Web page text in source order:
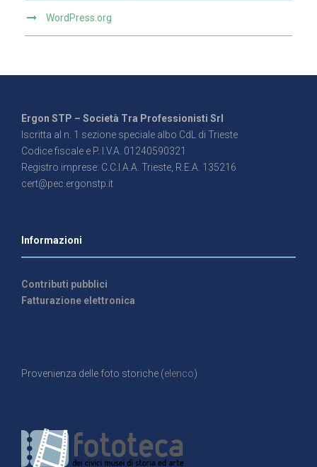
WordPress.org
Ergon STP – Società Tra Professionisti Srl
Iscritta al n. 1 sezione speciale albo CdL di Trieste
Codice fiscale e P. I.V.A. 01240590321
Registro imprese: C.C.I.A.A. Trieste, R.E.A. 135216
cert@pec.ergonstp.it
Informazioni
Contributi pubblici
Fatturazione elettronica
Provenienza delle foto storiche (elenco)